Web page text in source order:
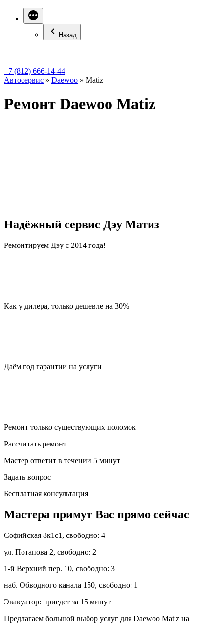
Назад
+7 (812) 666-14-44
Автосервис » Daewoo » Matiz
Ремонт Daewoo Matiz
Надёжный сервис Дэу Матиз
Ремонтируем Дэу с 2014 года!
Как у дилера, только дешевле на 30%
Даём год гарантии на услуги
Ремонт только существующих поломок
Рассчитать ремонт
Мастер ответит в течении 5 минут
Задать вопрос
Бесплатная консультация
Мастера примут Вас прямо сейчас
Софийская 8к1с1, свободно: 4
ул. Потапова 2, свободно: 2
1-й Верхний пер. 10, свободно: 3
наб. Обводного канала 150, свободно: 1
Эвакуатор: приедет за 15 минут
Предлагаем большой выбор услуг для Daewoo Matiz на